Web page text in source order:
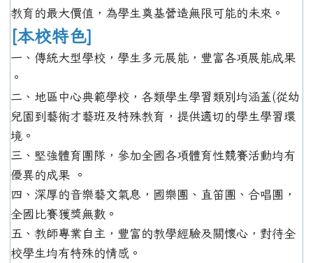
教育的最大價值，為學生奠基營造無限可能的未來。
[本校特色]
一、傳統大型學校，學生多元展能，豐富各項展能成果
。
二、地區中心典範學校，各類學生學習類別均涵蓋(從幼
兒園到藝術才藝班及特殊教育，提供適切的學生學習環
境。
三、堅強體育團隊，參加全國各項體育性競賽活動均有
優異的成果 。
四、深厚的音樂藝文氣息，國樂團、直笛團、合唱團，
全國比賽獲獎無數。
五、教師專業自主，豐富的教學經驗及關懷心，對待全
校學生均有特殊的情感。